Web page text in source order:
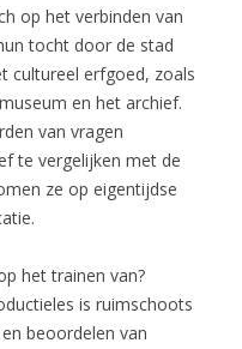
op het verbinden van
tocht door de stad
cultureel erfgoed, zoals
en het archief.
van vragen
te vergelijken met de
ze op eigentijdse
het trainen van?
is ruimschoots
beoordelen van